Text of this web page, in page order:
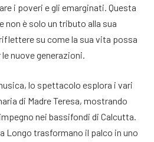
i poveri e gli emarginati. Questa
è solo un tributo alla sua
su come la sua vita possa
nuove generazioni.
lo spettacolo esplora i vari
di Madre Teresa, mostrando
nei bassifondi di Calcutta.
Longo trasformano il palco in uno